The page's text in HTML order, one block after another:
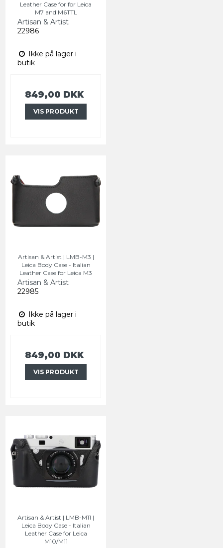
Leather Case for for Leica
M7 and M6TTL
Artisan & Artist
22986
Ikke på lager i
butik
849,00 DKK
VIS PRODUKT
Artisan & Artist | LMB-M3 |
Leica Body Case - Italian
Leather Case for Leica M3
Artisan & Artist
22985
Ikke på lager i
butik
849,00 DKK
VIS PRODUKT
Artisan & Artist | LMB-M11 |
Leica Body Case - Italian
Leather Case for Leica
M10/M11